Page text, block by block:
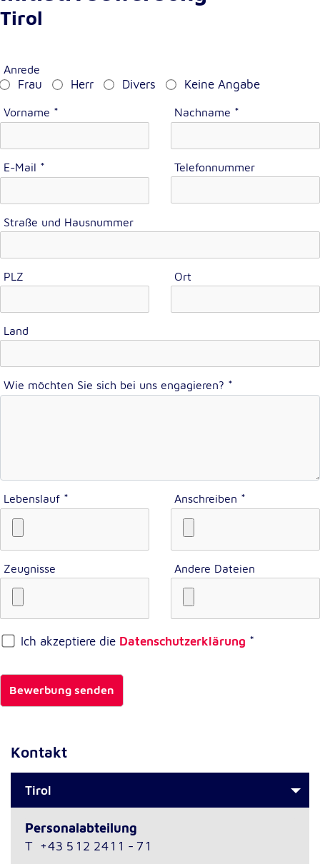
Tirol
Anrede
Frau Herr Divers Keine Angabe
Vorname * Nachname *
E-Mail * Telefonnummer
Straße und Hausnummer
PLZ Ort
Land
Wie möchten Sie sich bei uns engagieren? *
Lebenslauf * Anschreiben *
Zeugnisse Andere Dateien
Ich akzeptiere die Datenschutzerklärung *
Bewerbung senden
Kontakt
Tirol
Personalabteilung
T +43 512 2411 - 71
Einverständnis-Cookie
Name:
cookie_consent
Zweck:
Dieser Cookie speichert die ausgewählten
Einverständnis-Optionen des Benutzers
Cookie Laufzeit:
1 Jahr
Statistik
Diese Informationen helfen uns zu verstehen, wie
Name:
Google Tag Manager
Google LLC
Externe Dienste
Um Inhalte von Videoplattformen und
YouTube
Zweck:
Einbinden und Anzeigen von Videos